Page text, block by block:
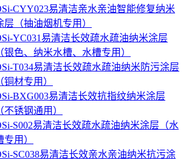
CYY023易清洁亲水亲油智能修复纳米
层（抽油烟机专用）
YC031易清洁长效疏水疏油纳米涂层
（银色、纳米水槽、水槽专用）
T034易清洁长效疏水疏油纳米防污涂层
（铜材专用）
BXG003易清洁长效抗指纹纳米涂层
（不锈钢通用）
S002易清洁长效疏水疏油纳米涂层（水
专用）
SC038易清洁长效亲水亲油纳米抗污涂